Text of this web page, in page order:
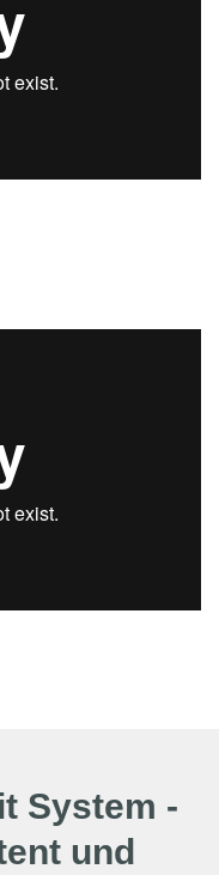
System -
und